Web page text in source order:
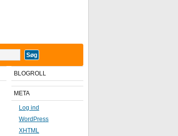
BLOGROLL
META
Log ind
WordPress
XHTML